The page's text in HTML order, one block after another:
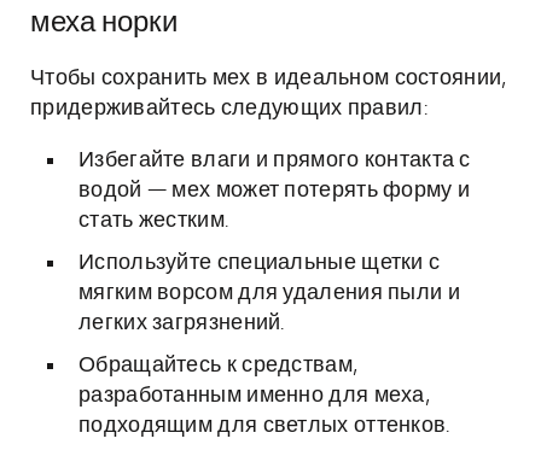
меха норки
Чтобы сохранить мех в идеальном состоянии,
придерживайтесь следующих правил:
Избегайте влаги и прямого контакта с
водой — мех может потерять форму и
стать жестким.
Используйте специальные щетки с
мягким ворсом для удаления пыли и
легких загрязнений.
Обращайтесь к средствам,
разработанным именно для меха,
подходящим для светлых оттенков.